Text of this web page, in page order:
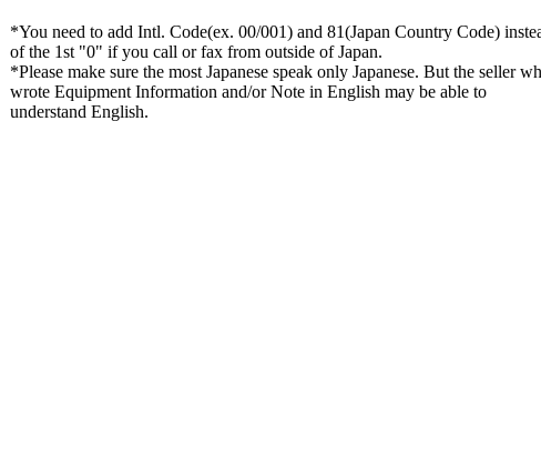
*You need to add Intl. Code(ex. 00/001) and 81(Japan Country Code)
of the 1st "0" if you call or fax from outside of Japan.
*Please make sure the most Japanese speak only Japanese. But the seller
wrote Equipment Information and/or Note in English may be able to
understand English.